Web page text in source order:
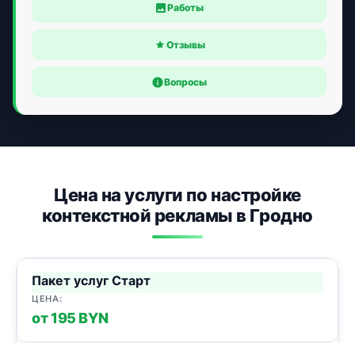
Работы
Отзывы
Вопросы
Цена на услуги по настройке
контекстной рекламы в Гродно
Пакет услуг Старт
от 195 BYN